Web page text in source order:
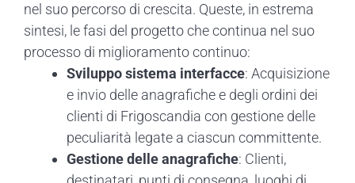
nel suo percorso di crescita. Queste, in estrema
sintesi, le fasi del progetto che continua nel suo
processo di miglioramento continuo:
Sviluppo sistema interfacce: Acquisizione
e invio delle anagrafiche e degli ordini dei
clienti di Frigoscandia con gestione delle
peculiarità legate a ciascun committente.
Gestione delle anagrafiche: Clienti,